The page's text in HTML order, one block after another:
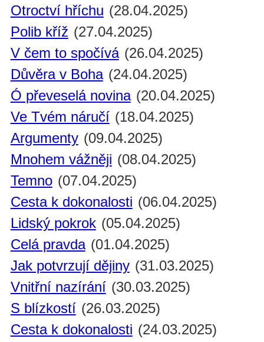
Otroctví hříchu (28.04.2025)
Polib kříž (27.04.2025)
V čem to spočívá (26.04.2025)
Důvěra v Boha (24.04.2025)
Ó převeselá novina (20.04.2025)
Ve Tvém náručí (18.04.2025)
Argumenty (09.04.2025)
Mnohem vážněji (08.04.2025)
Temno (07.04.2025)
Cesta k dokonalosti (06.04.2025)
Lidský pokrok (05.04.2025)
Celá pravda (01.04.2025)
Jak potvrzují dějiny (31.03.2025)
Vnitřní nazírání (30.03.2025)
S blízkostí (26.03.2025)
Cesta k dokonalosti (24.03.2025)